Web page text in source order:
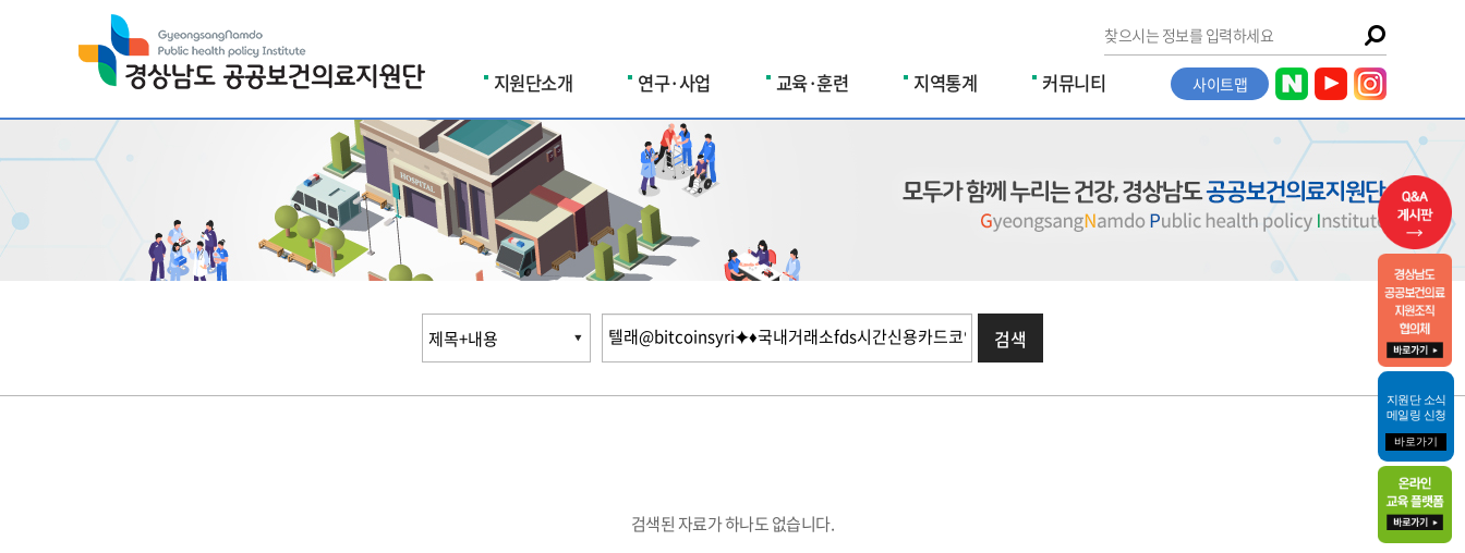
지원단소개 연구·사업 교육·훈련 지역통계 커뮤니티 사이트맵
검색
검색된 자료가 하나도 없습니다.
지원단 소식
메일링 신청
바로가기